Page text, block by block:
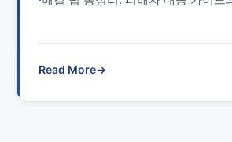
Read More→